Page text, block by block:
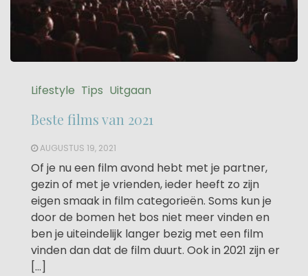
Lifestyle Tips Uitgaan
Beste films van 2021
AUGUSTUS 19, 2021
Of je nu een film avond hebt met je partner,
gezin of met je vrienden, ieder heeft zo zijn
eigen smaak in film categorieën. Soms kun je
door de bomen het bos niet meer vinden en
ben je uiteindelijk langer bezig met een film
vinden dan dat de film duurt. Ook in 2021 zijn er
[…]